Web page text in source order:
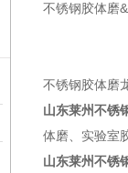
不锈钢胶体磨
不锈钢胶体磨
山东莱州不锈
体磨、实验室
山东莱州不锈